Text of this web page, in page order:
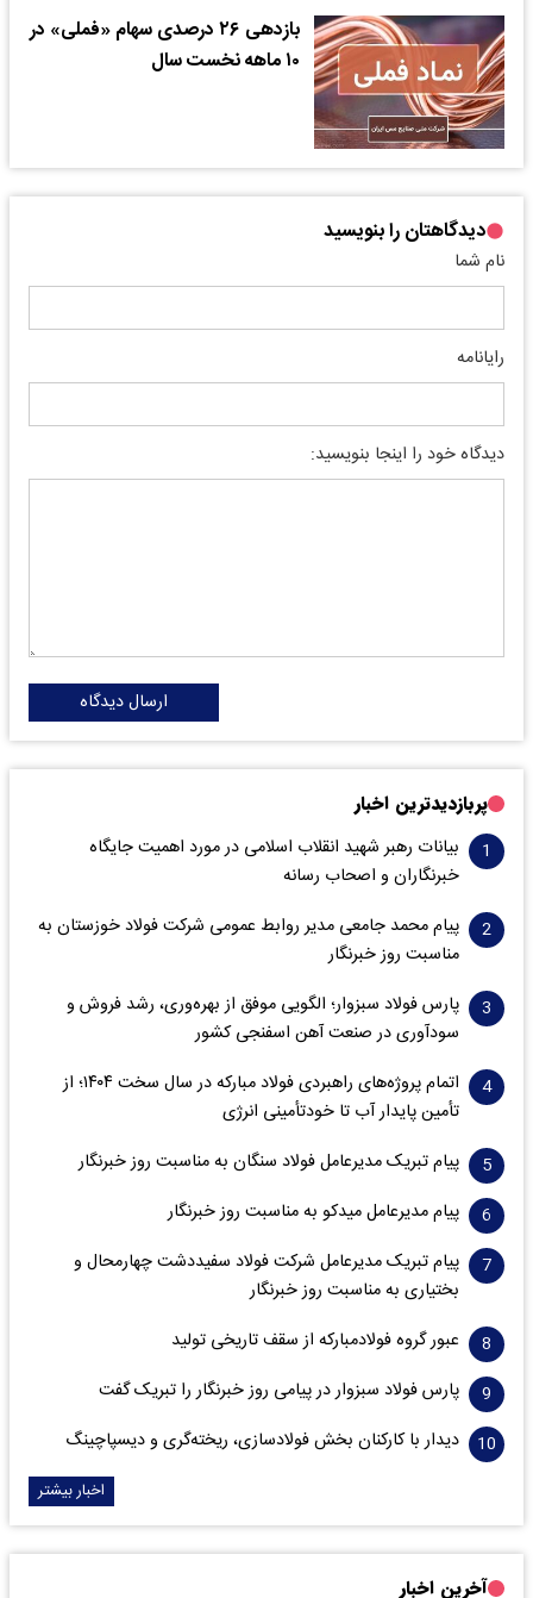
بازدهی ۲۶ درصدی سهام «فملی» در
۱۰ ماهه نخست سال
دیدگاهتان را بنویسید
نام شما
رایانامه
دیدگاه خود را اینجا بنویسید:
ارسال دیدگاه
پربازدیدترین اخبار
بیانات رهبر شهید انقلاب اسلامی در مورد اهمیت جایگاه
خبرنگاران و اصحاب رسانه
پیام محمد جامعی مدیر روابط عمومی شرکت فولاد خوزستان به
مناسبت روز خبرنگار
پارس فولاد سبزوار؛ الگویی موفق از بهره‌وری، رشد فروش و
سود‌آوری در صنعت آهن اسفنجی کشور
اتمام پروژه‌های راهبردی فولاد مبارکه در سال سخت ۱۴۰۴؛ از
تأمین پایدار آب تا خودتأمینی انرژی
پیام تبریک مدیرعامل فولاد سنگان به مناسبت روز خبرنگار
پیام مدیرعامل میدکو به مناسبت روز خبرنگار
پیام تبریک مدیرعامل شرکت فولاد سفیددشت چهارمحال و
بختیاری به مناسبت روز خبرنگار
عبور گروه فولادمبارکه از سقف تاریخی تولید
پارس فولاد سبزوار در پیامی روز خبرنگار را تبریک گفت
دیدار با کارکنان بخش فولادسازی، ریخته‌گری و دیسپاچینگ
اخبار بیشتر
آخرین اخبار